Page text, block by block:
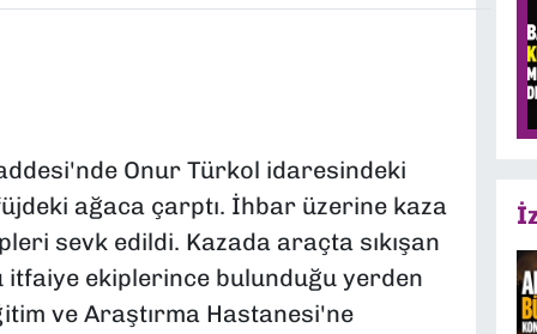
Onur Türkol idaresindeki
ağaca çarptı. İhbar üzerine kaza
sevk edildi. Kazada araçta sıkışan
ekiplerince bulunduğu yerden
ve Araştırma Hastanesi'ne